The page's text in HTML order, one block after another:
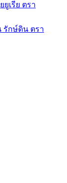
ยูเรีย ตรา
รักษ์ดิน ตรา